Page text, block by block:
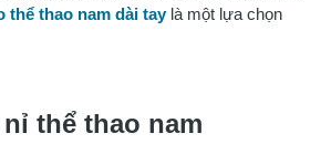
thể thao nam dài taylà một lựa chọn
thể thao nam